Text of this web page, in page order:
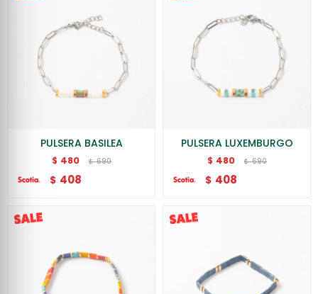
PULSERA BASILEA
$ 480 $ 690
$ 408
PULSERA LUXEMBURGO
$ 480 $ 690
$ 408